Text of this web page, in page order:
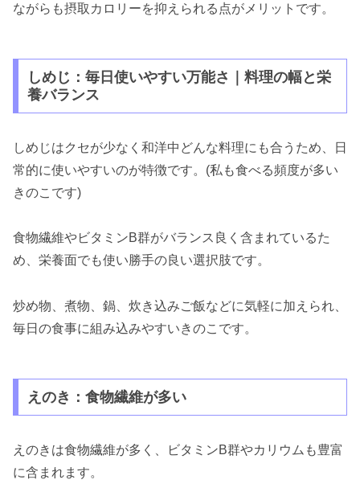
ながらも摂取カロリーを抑えられる点がメリットです。
しめじ：毎日使いやすい万能さ｜料理の幅と栄
養バランス
しめじはクセが少なく和洋中どんな料理にも合うため、日
常的に使いやすいのが特徴です。(私も食べる頻度が多い
きのこです)
食物繊維やビタミンB群がバランス良く含まれているた
め、栄養面でも使い勝手の良い選択肢です。
炒め物、煮物、鍋、炊き込みご飯などに気軽に加えられ、
毎日の食事に組み込みやすいきのこです。
えのき：食物繊維が多い
えのきは食物繊維が多く、ビタミンB群やカリウムも豊富
に含まれます。